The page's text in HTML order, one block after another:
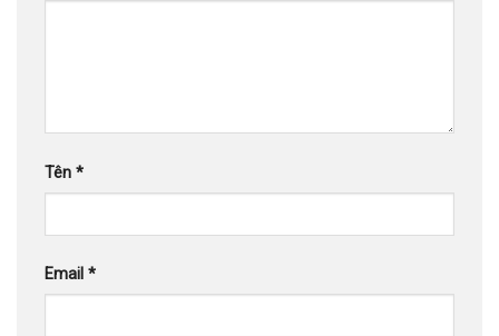
Tên *
Email *